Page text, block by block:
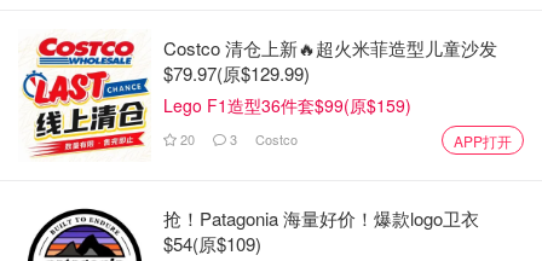
Costco 清仓上新🔥超火米菲造型儿童沙发
$79.97(原$129.99)
Lego F1造型36件套$99(原$159)
20 3 Costco APP打开
抢！Patagonia 海量好价！爆款logo卫衣
$54(原$109)